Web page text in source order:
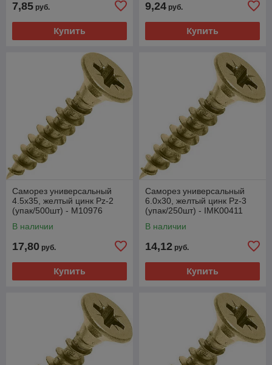
7,85 руб.
Купить
9,24 руб.
Купить
Саморез универсальный
4.5х35, желтый цинк Pz-2
(упак/500шт) - M10976
В наличии
17,80 руб.
Купить
Саморез универсальный
6.0х30, желтый цинк Pz-3
(упак/250шт) - IMK00411
В наличии
14,12 руб.
Купить